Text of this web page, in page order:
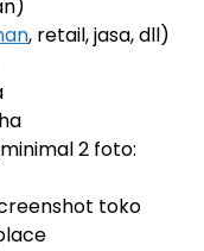
, retail, jasa, dll)
2 foto:
toko